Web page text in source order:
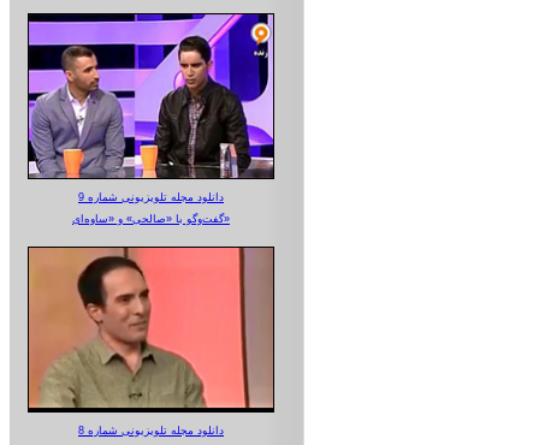
دانلود مجله تلویزیونی شماره 9
گفت‌وگو با «صالحی» و «ساوه‌ای»
دانلود مجله تلویزیونی شماره 8